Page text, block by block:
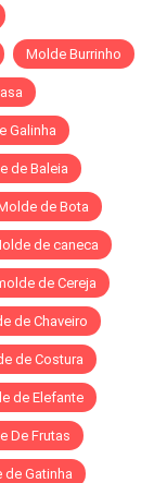
Molde Burrinho
Galinha
de Baleia
de Bota
de caneca
de Cereja
de Chaveiro
de Costura
de Elefante
De Frutas
de Gatinha